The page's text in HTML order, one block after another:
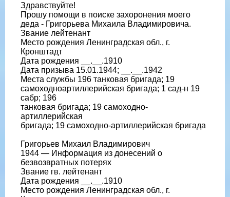
Здравствуйте!
Прошу помощи в поиске захоронения моего
деда - Григорьева Михаила Владимировича.
Звание лейтенант
Место рождения Ленинградская обл., г.
Кронштадт
Дата рождения __.__.1910
Дата призыва 15.01.1944; __.__.1942
Места службы 196 танковая бригада; 19
самоходноартиллерийская бригада; 1 сад-н 19
сабр; 196
танковая бригада; 19 самоходно-
артиллерийская
бригада; 19 самоходно-артиллерийская бригада
Григорьев Михаил Владимирович
1944 — Информация из донесений о
безвозвратных потерях
Звание гв. лейтенант
Дата рождения __.__.1910
Место рождения Ленинградская обл., г.